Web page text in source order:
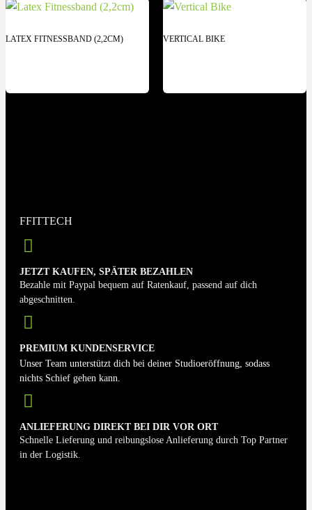
LATEX FITNESSBAND (2,2CM) VERTICAL BIKE
FFITTECH
JETZT KAUFEN, SPÄTER BEZAHLEN
Bezahle mit Paypal bequem auf Ratenkauf, passend auf dich
abgeschnitten.
PREMIUM KUNDENSERVICE
Unser Team unterstützt dich bei deiner Studioeröffnung, sodass
nichts Schief gehen kann.
ANLIEFERUNG DIREKT BEI DIR VOR ORT
Schnelle Lieferung und reibungslose Anlieferung durch Top Partner
in der Logistik.